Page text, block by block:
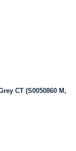
CT (S0050860 M,